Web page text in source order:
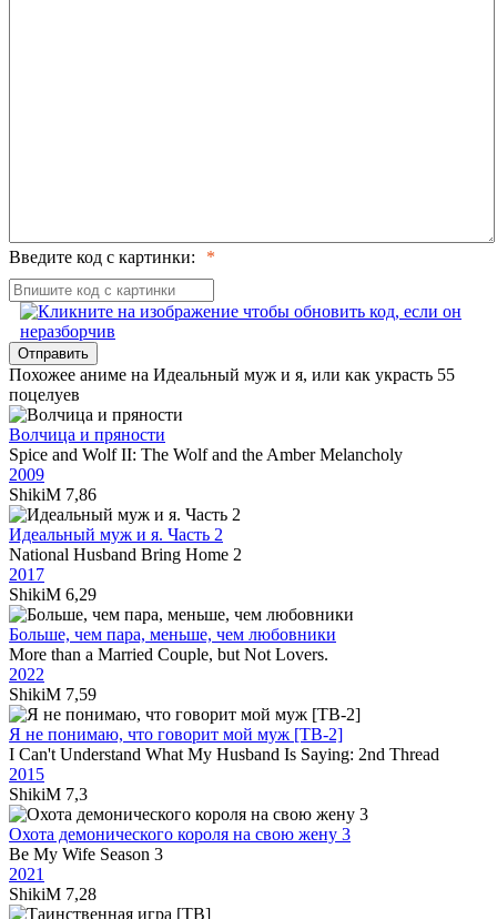
Введите код с картинки:
Отправить
Похожее аниме на Идеальный муж и я, или как украсть 55
поцелуев
Волчица и пряности
Spice and Wolf II: The Wolf and the Amber Melancholy
2009
ShikiM 7,86
Идеальный муж и я. Часть 2
National Husband Bring Home 2
2017
ShikiM 6,29
Больше, чем пара, меньше, чем любовники
More than a Married Couple, but Not Lovers.
2022
ShikiM 7,59
Я не понимаю, что говорит мой муж [ТВ-2]
I Can't Understand What My Husband Is Saying: 2nd Thread
2015
ShikiM 7,3
Охота демонического короля на свою жену 3
Be My Wife Season 3
2021
ShikiM 7,28